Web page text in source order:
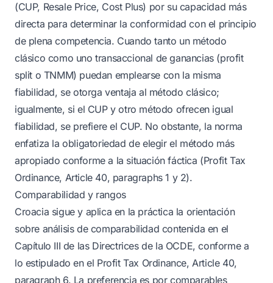
(CUP, Resale Price, Cost Plus) por su capacidad más
directa para determinar la conformidad con el principio
de plena competencia. Cuando tanto un método
clásico como uno transaccional de ganancias (profit
split o TNMM) puedan emplearse con la misma
fiabilidad, se otorga ventaja al método clásico;
igualmente, si el CUP y otro método ofrecen igual
fiabilidad, se prefiere el CUP. No obstante, la norma
enfatiza la obligatoriedad de elegir el método más
apropiado conforme a la situación fáctica (Profit Tax
Ordinance, Article 40, paragraphs 1 y 2).
Comparabilidad y rangos
Croacia sigue y aplica en la práctica la orientación
sobre análisis de comparabilidad contenida en el
Capítulo III de las Directrices de la OCDE, conforme a
lo estipulado en el Profit Tax Ordinance, Article 40,
paragraph 6. La preferencia es por comparables